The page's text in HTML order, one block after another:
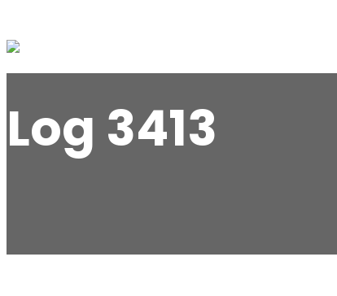
Log 3413